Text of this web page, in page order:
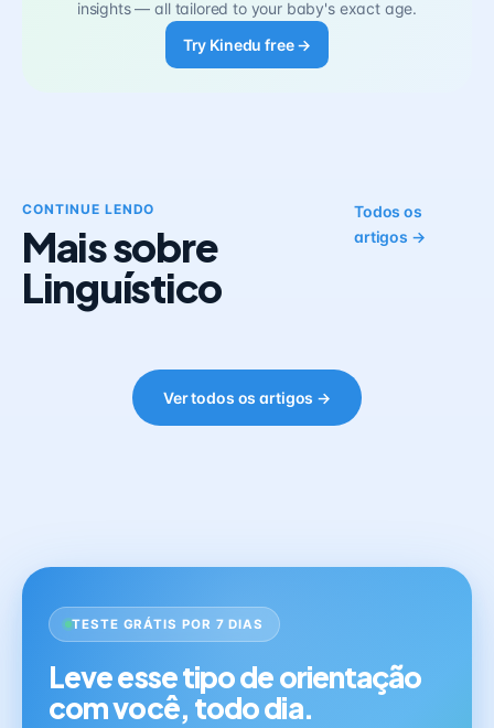
insights — all tailored to your baby's exact age.
Try Kinedu free →
CONTINUE LENDO
Mais sobre
Linguístico
Todos os
artigos →
Ver todos os artigos →
TESTE GRÁTIS POR 7 DIAS
Leve esse tipo de orientação
com você, todo dia.